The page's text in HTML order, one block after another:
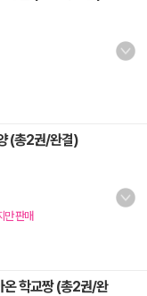
(총2권/완결)
만 판매
학교짱 (총2권/완